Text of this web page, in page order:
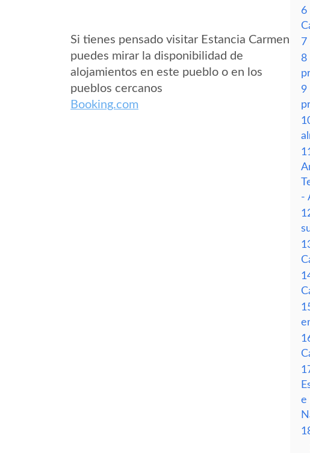
Si tienes pensado visitar Estancia Carmen
puedes mirar la disponibilidad de
alojamientos en este pueblo o en los
pueblos cercanos
Booking.com
6
7
8
9
-
e